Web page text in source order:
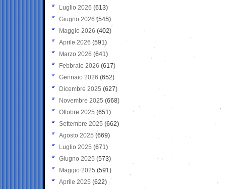
Luglio 2026 (613)
Giugno 2026 (545)
Maggio 2026 (402)
Aprile 2026 (591)
Marzo 2026 (641)
Febbraio 2026 (617)
Gennaio 2026 (652)
Dicembre 2025 (627)
Novembre 2025 (668)
Ottobre 2025 (651)
Settembre 2025 (662)
Agosto 2025 (669)
Luglio 2025 (671)
Giugno 2025 (573)
Maggio 2025 (591)
Aprile 2025 (622)